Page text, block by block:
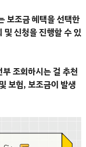
보조금 혜택을 선택한
및 신청을 진행할 수 있
조회하시는 걸 추천
보험, 보조금이 발생